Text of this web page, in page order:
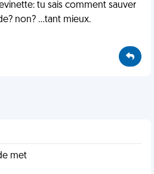
tu sais comment sauver
non? ...tant mieux.
met